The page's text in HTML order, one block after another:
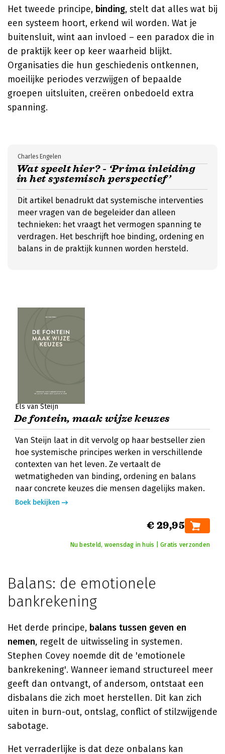
Het tweede principe, binding, stelt dat alles wat bij
een systeem hoort, erkend wil worden. Wat je
buitensluit, wint aan invloed – een paradox die in
de praktijk keer op keer waarheid blijkt.
Organisaties die hun geschiedenis ontkennen,
moeilijke periodes verzwijgen of bepaalde
groepen uitsluiten, creëren onbedoeld extra
spanning.
Wat speelt hier? - ‘Prima inleiding
in het systemisch perspectief’
Charles Engelen
Dit artikel benadrukt dat systemische interventies
meer vragen van de begeleider dan alleen
technieken: het vraagt het vermogen spanning te
verdragen. Het beschrijft hoe binding, ordening en
balans in de praktijk kunnen worden hersteld.
Els van Steijn
De fontein, maak wijze keuzes
Van Steijn laat in dit vervolg op haar bestseller zien
hoe systemische principes werken in verschillende
contexten van het leven. Ze vertaalt de
wetmatigheden van binding, ordening en balans
naar concrete keuzes die mensen dagelijks maken.
Boek bekijken
€ 29,95
Nu besteld, woensdag in huis | Gratis verzonden
Balans: de emotionele
bankrekening
Het derde principe, balans tussen geven en
nemen, regelt de uitwisseling in systemen.
Stephen Covey noemde dit de 'emotionele
bankrekening'. Wanneer iemand structureel meer
geeft dan ontvangt, of andersom, ontstaat een
disbalans die zich moet herstellen. Dit kan zich
uiten in burn-out, ontslag, conflict of stilzwijgende
sabotage.
Het verraderlijke is dat deze onbalans kan